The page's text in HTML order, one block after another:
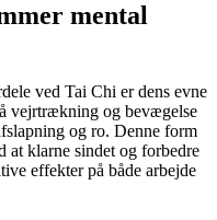
mental
ved Tai Chi er dens evne
vejrtrækning og bevægelse
og ro. Denne form
klarne sindet og forbedre
effekter på både arbejde